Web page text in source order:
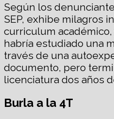
Según los
SEP, exhibe milagros
curriculum
habría estudiado una
través de una
documento, pero
licenciatura dos años
Burla a la 4T